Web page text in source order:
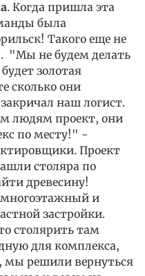
. Когда пришла эта
была
Такого еще не
"Мы не будем делать
золотая
сколько они
наш логист.
людям проект, они
по месту!" -
Проект
столяра по
древесину!
многоэтажный и
застройки.
столярить там
для комплекса,
мы решили вернуться